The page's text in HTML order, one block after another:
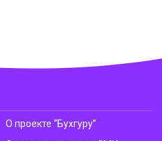
О проекте “Бухгуру”